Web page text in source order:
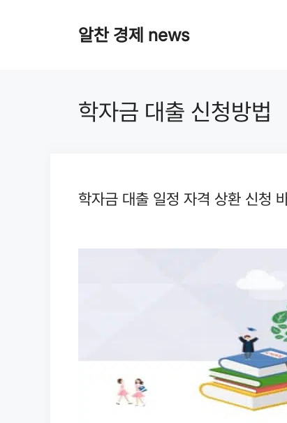
알찬 경제 news
학자금 대출 신청방법
학자금 대출 일정 자격 상환 신청